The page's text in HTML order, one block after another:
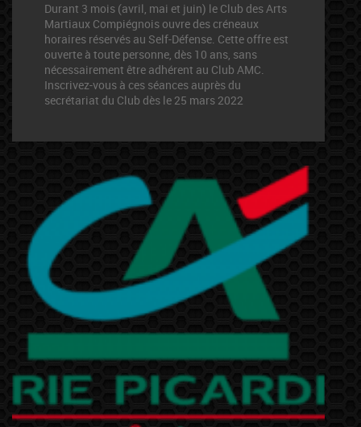
Durant 3 mois (avril, mai et juin) le Club des Arts
Martiaux Compiégnois ouvre des créneaux
horaires réservés au Self-Défense. Cette offre est
ouverte à toute personne, dès 10 ans, sans
nécessairement être adhérent au Club AMC.
Inscrivez-vous à ces séances auprès du
secrétariat du Club dès le 25 mars 2022